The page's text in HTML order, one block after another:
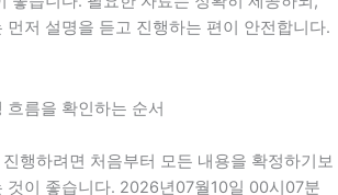
먼저 설명을 듣고 진행하는 편이 안전합니다.
흐름을 확인하는 순서
행하려면 처음부터 모든 내용을 확정하기보
것이 좋습니다. 2026년07월10일 00시07분